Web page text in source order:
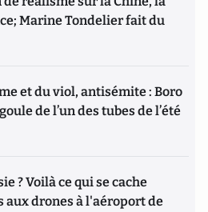
Marine Tondelier fait du
et du viol, antisémite : Boro
de l’un des tubes de l’été
? Voilà ce qui se cache
aux drones à l'aéroport de